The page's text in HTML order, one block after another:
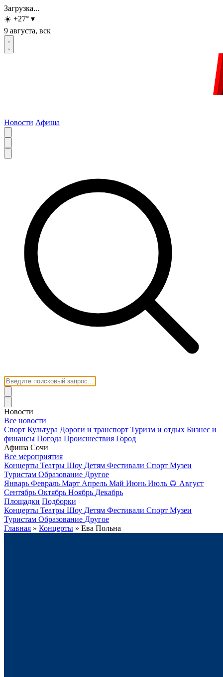
Загрузка...
☀️ +27° ▾
9 августа, вск
Новости Афиша
Новости
Все новости
Спорт Культура Дороги и транспорт Туризм и отдых Бизнес и
финансы Погода Происшествия Город
Афиша Сочи
Все мероприятия
Концерты Театры Шоу Детям Фестивали Спорт Музеи
Туристам Образование Другое
Январь Февраль Март Апрель Май Июнь Июль 🌻 Август
Сентябрь Октябрь Ноябрь Декабрь
Площадки Подборки
Концерты Театры Шоу Детям Фестивали Спорт Музеи
Туристам Образование Другое
Главная » Концерты » Ева Польна